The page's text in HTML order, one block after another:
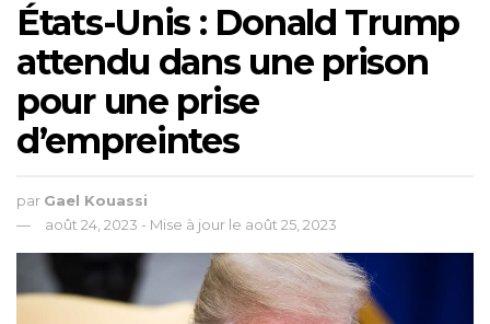
États-Unis : Donald Trump
attendu dans une prison
pour une prise
d’empreintes
par Gael Kouassi
août 24, 2023 - Mise à jour le août 25, 2023